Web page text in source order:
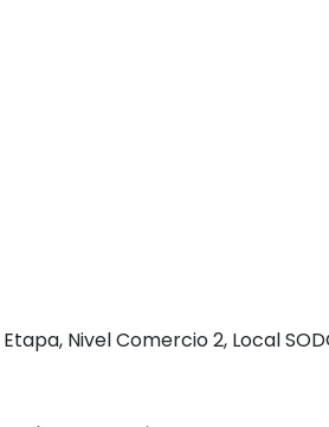
Nivel Comercio 2, Local